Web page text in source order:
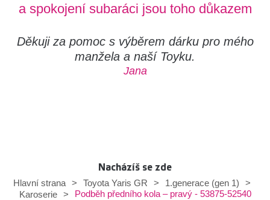
a spokojení subaráci jsou toho důkazem
Děkuji za pomoc s výběrem dárku pro mého
manžela a naší Toyku.
Jana
Nacházíš se zde
Hlavní strana > Toyota Yaris GR > 1.generace (gen 1)
>
Karoserie
> Podběh předního kola – pravý - 53875-52540